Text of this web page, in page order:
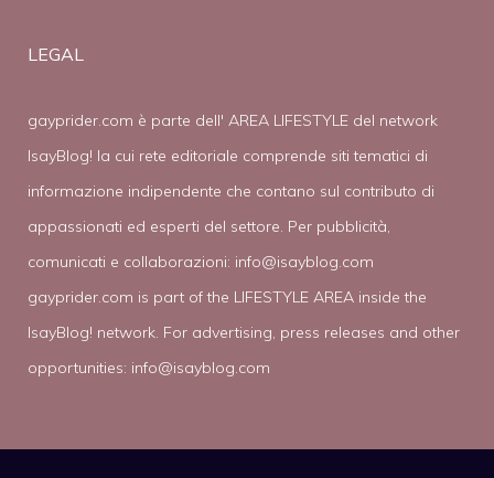
LEGAL
gayprider.com è parte dell' AREA LIFESTYLE del network
IsayBlog! la cui rete editoriale comprende siti tematici di
informazione indipendente che contano sul contributo di
appassionati ed esperti del settore. Per pubblicità,
comunicati e collaborazioni: info@isayblog.com
gayprider.com is part of the LIFESTYLE AREA inside the
IsayBlog! network. For advertising, press releases and other
opportunities: info@isayblog.com